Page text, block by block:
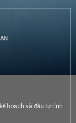
hoạch và đầu tư tỉnh